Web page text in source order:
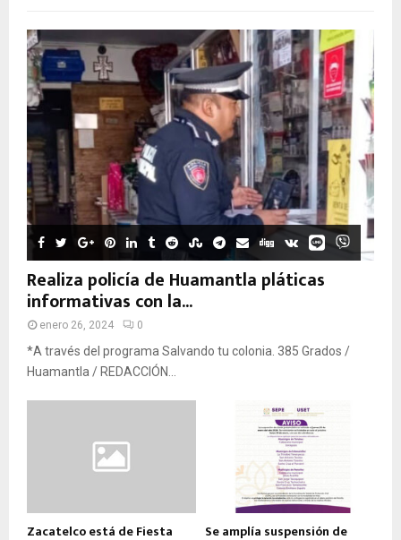
Realiza policía de Huamantla pláticas
informativas con la...
enero 26, 2024 0
*A través del programa Salvando tu colonia. 385 Grados /
Huamantla / REDACCIÓN...
Zacatelco está de Fiesta Se amplía suspensión de